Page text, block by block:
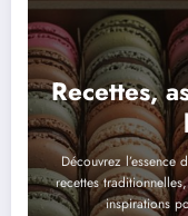
Recettes,
Découvrez l’essence
recettes
inspirations